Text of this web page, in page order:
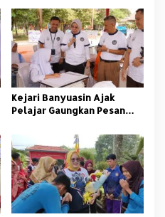
Kejari Banyuasin Ajak
Pelajar Gaungkan Pesan